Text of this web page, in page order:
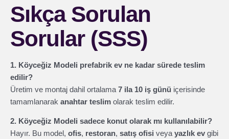
Sıkça Sorulan
Sorular (SSS)
1. Köyceğiz Modeli prefabrik ev ne kadar sürede teslim
edilir?
Üretim ve montaj dahil ortalama 7 ila 10 iş günü içerisinde
tamamlanarak anahtar teslim olarak teslim edilir.
2. Köyceğiz Modeli sadece konut olarak mı kullanılabilir?
Hayır. Bu model, ofis, restoran, satış ofisi veya yazlık ev gibi